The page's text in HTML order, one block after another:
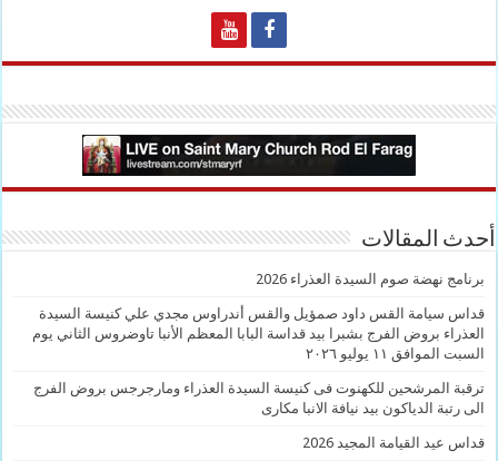
أحدث المقالات
برنامج نهضة صوم السيدة العذراء 2026
قداس سيامة القس داود صمؤيل والقس أندراوس مجدي علي كنيسة السيدة
العذراء بروض الفرج بشبرا بيد قداسة البابا المعظم الأنبا تاوضروس الثاني يوم
السبت الموافق ١١ يوليو ٢٠٢٦
ترقبة المرشحين للكهنوت فى كنيسة السيدة العذراء ومارجرجس بروض الفرج
الى رتبة الدياكون بيد نيافة الانبا مكارى
قداس عيد القيامة المجيد 2026